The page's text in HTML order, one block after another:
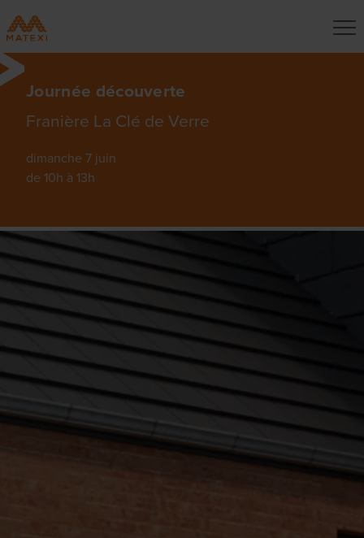
Journée découverte
Franière La Clé de Verre
dimanche 7 juin
de 10h à 13h